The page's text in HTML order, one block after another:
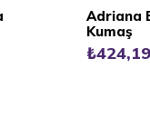
Adriana
Kumaş